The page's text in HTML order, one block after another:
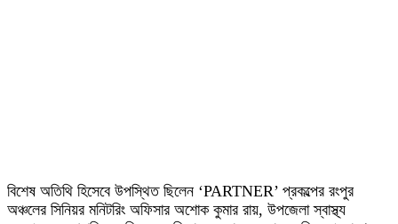
বিশেষ অতিথি হিসেবে উপস্থিত ছিলেন ‘PARTNER’ প্রকল্পের রংপুর
অঞ্চলের সিনিয়র মনিটরিং অফিসার অশোক কুমার রায়, উপজেলা স্বাস্থ্য